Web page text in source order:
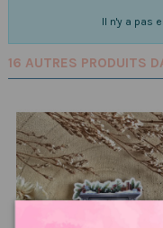
Il n'y a pas
16 AUTRES PRODUITS